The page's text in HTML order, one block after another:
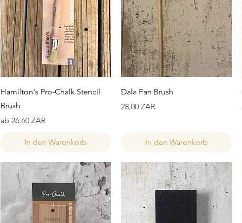
Schnellansicht
Hamilton's Pro-Chalk Stencil
Brush
ab 26,60 ZAR
Sale-Preis
In den Warenkorb
Schnellansicht
Dala Fan Brush
Preis
28,00 ZAR
In den Warenkorb